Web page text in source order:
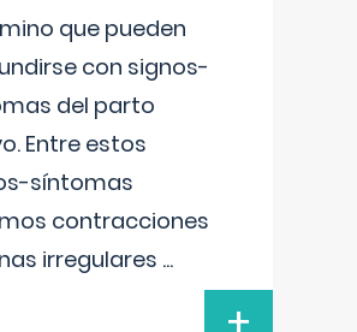
que pueden
con signos-
del parto
Entre estos
síntomas
contracciones
irregulares ...